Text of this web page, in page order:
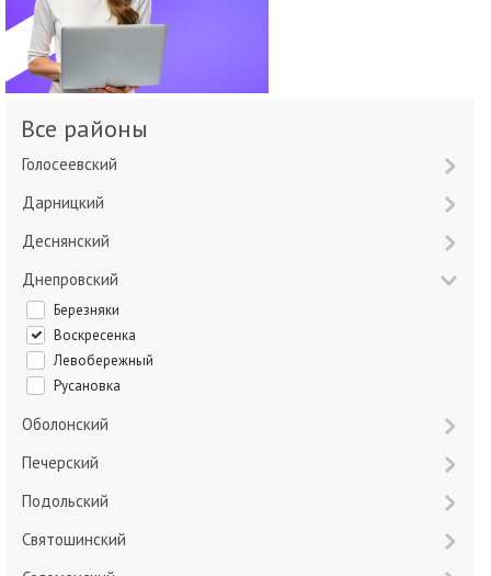
Все районы
Голосеевский
Дарницкий
Деснянский
Днепровский
Березняки
Воскресенка
Левобережный
Русановка
Оболонский
Печерский
Подольский
Святошинский